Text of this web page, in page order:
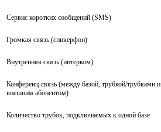
Сервис коротких сообщений (SMS)
Громкая связь (спикерфон)
Внутренняя связь (интерком)
Конференц-связь (между базой, трубкой/трубками и
внешним абонентом)
Количество трубок, подключаемых к одной базе